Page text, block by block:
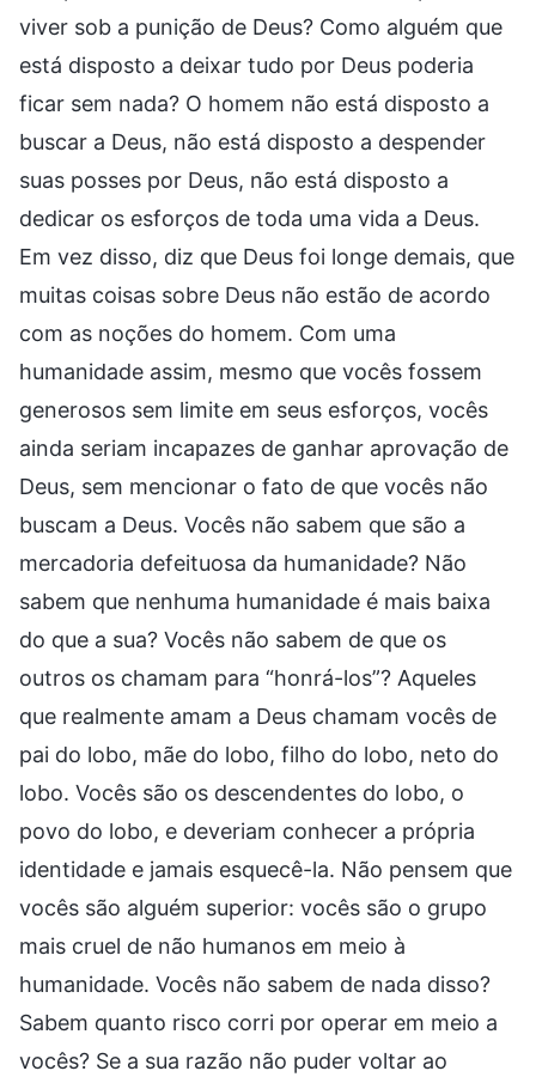
viver sob a punição de Deus? Como alguém que
está disposto a deixar tudo por Deus poderia
ficar sem nada? O homem não está disposto a
buscar a Deus, não está disposto a despender
suas posses por Deus, não está disposto a
dedicar os esforços de toda uma vida a Deus.
Em vez disso, diz que Deus foi longe demais, que
muitas coisas sobre Deus não estão de acordo
com as noções do homem. Com uma
humanidade assim, mesmo que vocês fossem
generosos sem limite em seus esforços, vocês
ainda seriam incapazes de ganhar aprovação de
Deus, sem mencionar o fato de que vocês não
buscam a Deus. Vocês não sabem que são a
mercadoria defeituosa da humanidade? Não
sabem que nenhuma humanidade é mais baixa
do que a sua? Vocês não sabem de que os
outros os chamam para “honrá-los”? Aqueles
que realmente amam a Deus chamam vocês de
pai do lobo, mãe do lobo, filho do lobo, neto do
lobo. Vocês são os descendentes do lobo, o
povo do lobo, e deveriam conhecer a própria
identidade e jamais esquecê-la. Não pensem que
vocês são alguém superior: vocês são o grupo
mais cruel de não humanos em meio à
humanidade. Vocês não sabem de nada disso?
Sabem quanto risco corri por operar em meio a
vocês? Se a sua razão não puder voltar ao